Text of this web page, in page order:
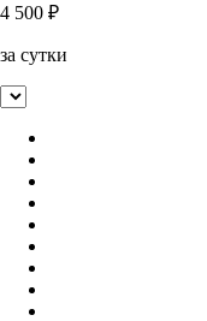
4 500 ₽
за сутки